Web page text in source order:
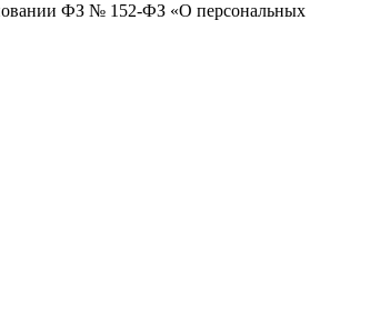
ФЗ № 152-ФЗ «О персональных